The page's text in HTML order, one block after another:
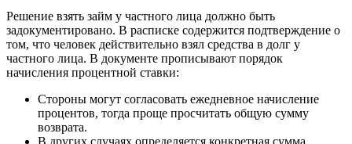
Решение взять займ у частного лица должно быть
задокументировано. В расписке содержится подтверждение о
том, что человек действительно взял средства в долг у
частного лица. В документе прописывают порядок
начисления процентной ставки:
Стороны могут согласовать ежедневное начисление
процентов, тогда проще просчитать общую сумму
возврата.